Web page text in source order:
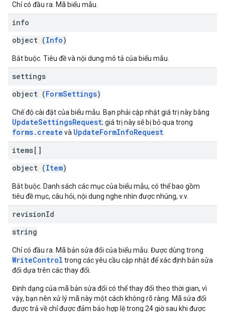
Chỉ có đầu ra. Mã biểu mẫu.
info
object (Info)
Bắt buộc. Tiêu đề và nội dung mô tả của biểu mẫu.
settings
object (FormSettings)
Chế độ cài đặt của biểu mẫu. Bạn phải cập nhật giá trị này bằng
UpdateSettingsRequest; giá trị này sẽ bị bỏ qua trong
forms.create và UpdateFormInfoRequest
items[]
object (Item)
Bắt buộc. Danh sách các mục của biểu mẫu, có thể bao gồm
tiêu đề mục, câu hỏi, nội dung nghe nhìn được nhúng, v.v.
revisionId
string
Chỉ có đầu ra. Mã bản sửa đổi của biểu mẫu. Được dùng trong
WriteControl trong các yêu cầu cập nhật để xác định bản sửa
đổi dựa trên các thay đổi.
Định dạng của mã bản sửa đổi có thể thay đổi theo thời gian, vì
vậy, bạn nên xử lý mã này một cách không rõ ràng. Mã sửa đổi
được trả về chỉ được đảm bảo hợp lệ trong 24 giờ sau khi được